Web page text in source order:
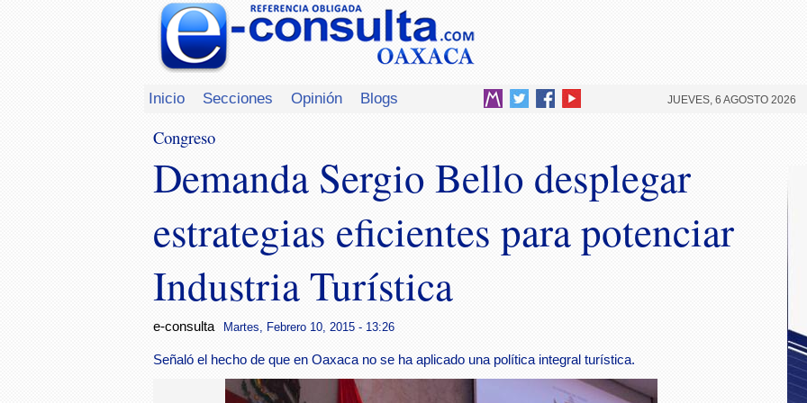
Inicio Secciones Opinión Blogs JUEVES, 6 AGOSTO 2026
Congreso
Demanda Sergio Bello desplegar
estrategias eficientes para potenciar
Industria Turística
e-consulta Martes, Febrero 10, 2015 - 13:26
Señaló el hecho de que en Oaxaca no se ha aplicado una política integral turística.